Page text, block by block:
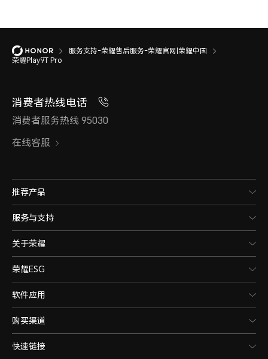
服务支持-荣耀售后服务-荣耀官网|荣耀中国
荣耀Play9T Pro
消费者热线电话
消费者服务热线 95030
在线客服
推荐产品
服务与支持
关于荣耀
荣耀ESG
软件应用
购买渠道
快速链接